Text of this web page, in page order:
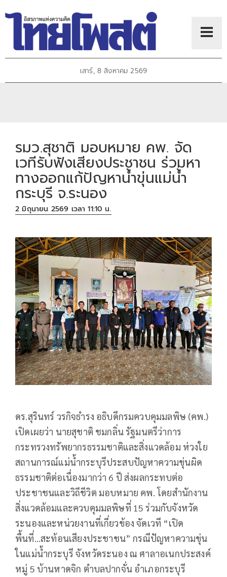
เสาร์, 8 สิงหาคม 2569
รมว.สุชาติ มอบหมาย คพ. จัด
เวทีรับฟังเสียงประชาชน ร่วมหา
ทางออกแก้ปัญหาน้ำขุ่นแม่น้ำ
กระบุรี จ.ระนอง
2 มิถุนายน 2569 เวลา 11:10 น.
ดร.สุรินทร์ วรกิจธำรง อธิบดีกรมควบคุมมลพิษ (คพ.)
เปิดเผยว่า นายสุชาติ ชมกลิ่น รัฐมนตรีว่าการ
กระทรวงทรัพยากรธรรมชาติและสิ่งแวดล้อม ห่วงใย
สถานการณ์แม่น้ำกระบุรีประสบปัญหาความขุ่นผิด
ธรรมชาติต่อเนื่องมากว่า 6 ปี ส่งผลกระทบต่อ
ประชาชนและวิถีชีวิต มอบหมาย คพ. โดยสำนักงาน
สิ่งแวดล้อมและควบคุมมลพิษที่ 15 ร่วมกับจังหวัด
ระนองและหน่วยงานที่เกี่ยวข้อง จัดเวที “เปิด
พื้นที่...สะท้อนเสียงประชาชน” กรณีปัญหาความขุ่น
ในแม่น้ำกระบุรี จังหวัดระนอง ณ ศาลาอเนกประสงค์
หมู่ 5 บ้านหาดจิก ตำบลปากจั่น อำเภอกระบุรี